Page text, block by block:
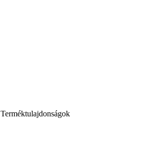
Terméktulajdonságok